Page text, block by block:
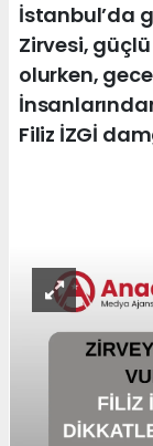
İstanbul’da
Zirvesi,
olurken,
Filiz İZGİ